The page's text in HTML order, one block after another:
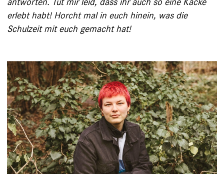
erlebt habt! Horcht mal in euch hinein, was die
Schulzeit mit euch gemacht hat!